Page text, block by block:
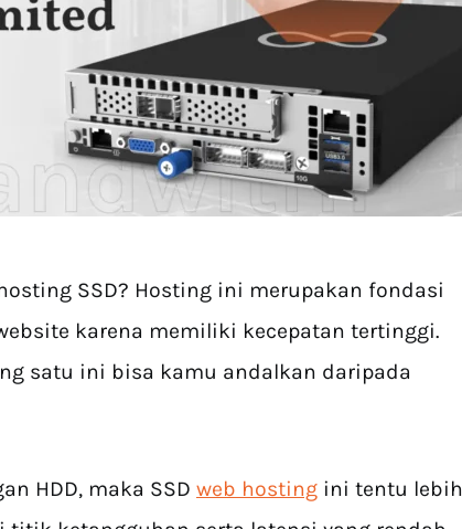
SSD? Hosting ini merupakan fondasi
karena memiliki kecepatan tertinggi.
satu ini bisa kamu andalkan daripada
HDD, maka SSD web hosting ini tentu lebih